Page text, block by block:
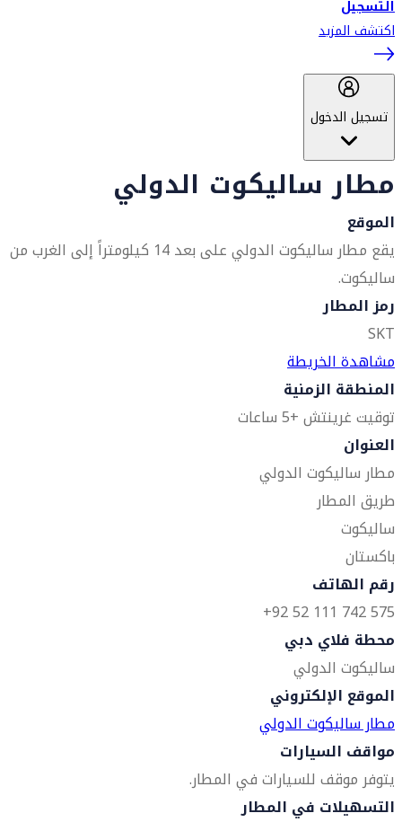
التسجيل
اكتشف المزيد
تسجيل الدخول
مطار ساليكوت الدولي
الموقع
يقع مطار ساليكوت الدولي على بعد 14 كيلومتراً إلى الغرب من
ساليكوت.
رمز المطار
SKT
مشاهدة الخريطة
المنطقة الزمنية
توقيت غرينتش +5 ساعات
العنوان
مطار ساليكوت الدولي
طريق المطار
ساليكوت
باكستان
رقم الهاتف
575 742 111 52 92+
محطة فلاي دبي
ساليكوت الدولي
الموقع الإلكتروني
مطار ساليكوت الدولي
مواقف السيارات
يتوفر موقف للسيارات في المطار.
التسهيلات في المطار